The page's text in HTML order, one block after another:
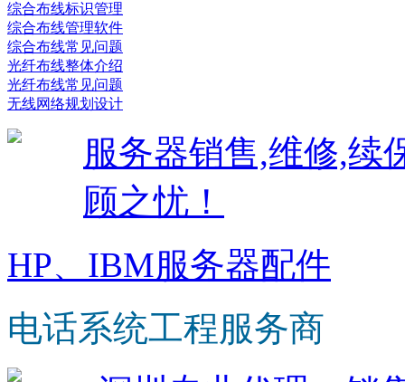
综合布线标识管理
综合布线管理软件
综合布线常见问题
光纤布线整体介绍
光纤布线常见问题
无线网络规划设计
服务器销售,维修,续
顾之忧！
HP、IBM服务器配件
电话系统工程服务商